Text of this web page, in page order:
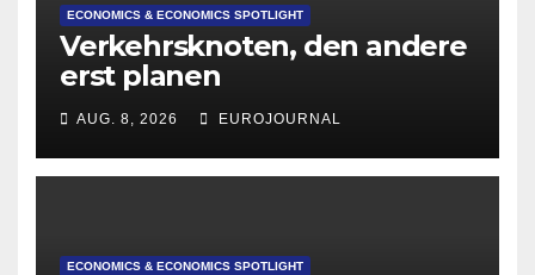
ECONOMICS & ECONOMICS SPOTLIGHT
Verkehrsknoten, den andere
erst planen
AUG. 8, 2026 EUROJOURNAL
ECONOMICS & ECONOMICS SPOTLIGHT